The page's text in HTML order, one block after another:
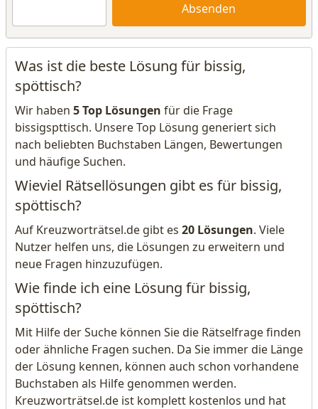
Absenden
Was ist die beste Lösung für bissig,
spöttisch?
Wir haben 5 Top Lösungen für die Frage
bissigspttisch. Unsere Top Lösung generiert sich
nach beliebten Buchstaben Längen, Bewertungen
und häufige Suchen.
Wieviel Rätsellösungen gibt es für bissig,
spöttisch?
Auf Kreuzworträtsel.de gibt es 20 Lösungen. Viele
Nutzer helfen uns, die Lösungen zu erweitern und
neue Fragen hinzuzufügen.
Wie finde ich eine Lösung für bissig,
spöttisch?
Mit Hilfe der Suche können Sie die Rätselfrage finden
oder ähnliche Fragen suchen. Da Sie immer die Länge
der Lösung kennen, können auch schon vorhandene
Buchstaben als Hilfe genommen werden.
Kreuzworträtsel.de ist komplett kostenlos und hat